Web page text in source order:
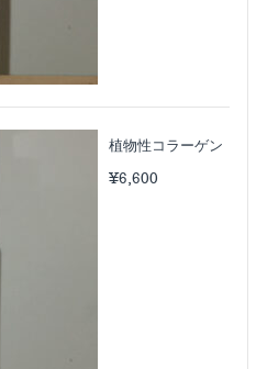
植物性コラーゲン
¥6,600